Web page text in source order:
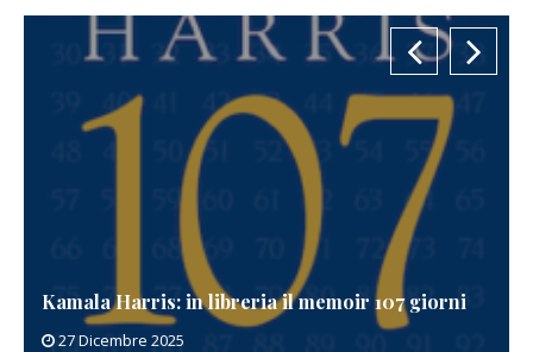
Kamala Harris: in libreria il memoir 107 giorni
27 Dicembre 2025